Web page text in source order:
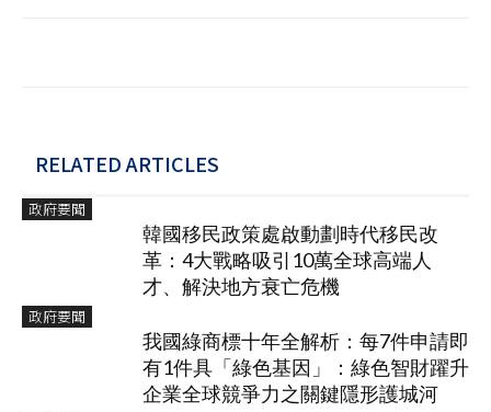
RELATED ARTICLES
政府要聞
韓國移民政策處啟動劃時代移民改
革：4大戰略吸引10萬全球高端人
才、解決地方衰亡危機
政府要聞
我國綠商標十年全解析：每7件申請即
有1件具「綠色基因」：綠色智財躍升
企業全球競爭力之關鍵隱形護城河